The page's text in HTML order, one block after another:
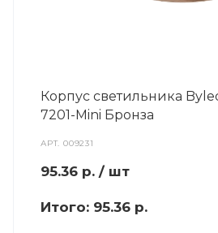
Корпус светильника
7201-Mini Бронза
АРТ.009231
95.36 р. / шт
Итого: 95.36 р.